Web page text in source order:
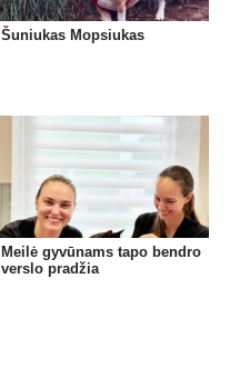
Šuniukas Mopsiukas
Meilė gyvūnams tapo bendro
verslo pradžia